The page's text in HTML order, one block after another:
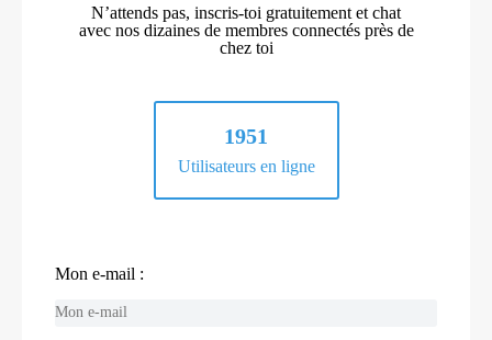
N’attends pas, inscris-toi gratuitement et chat
avec nos dizaines de membres connectés près de
chez toi
1951
Utilisateurs en ligne
Mon e-mail :